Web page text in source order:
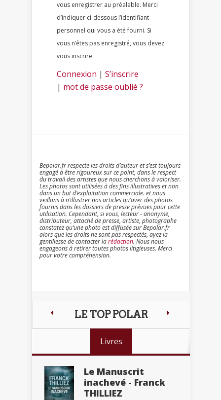
vous enregistrer au préalable. Merci
d’indiquer ci-dessous l’identifiant
personnel qui vous a été fourni. Si
vous n’êtes pas enregistré, vous devez
vous inscrire.
Connexion | S’inscrire
| mot de passe oublié ?
Bepolar.fr respecte les droits d’auteur et s’est toujours
engagé à être rigoureux sur ce point, dans le respect
du travail des artistes que nous cherchons à valoriser.
Les photos sont utilisées à des fins illustratives et non
dans un but d’exploitation commerciale. et nous
veillons à n’illustrer nos articles qu’avec des photos
fournis dans les dossiers de presse prévues pour cette
utilisation. Cependant, si vous, lecteur - anonyme,
distributeur, attaché de presse, artiste, photographe
constatez qu’une photo est diffusée sur Bepolar.fr
alors que les droits ne sont pas respectés, ayez la
gentillesse de contacter larédaction. Nous nous
engageons à retirer toutes photos litigieuses. Merci
pour votre compréhension.
LE TOP POLAR
Livres
Le Manuscrit
inachevé - Franck
THILLIEZ